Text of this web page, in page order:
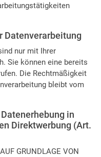
Datenverarbeitung
nur mit Ihrer
Sie können eine bereits
Die Rechtmäßigkeit
bleibt vom
in
Direktwerbung (Art.
GRUNDLAGE VON